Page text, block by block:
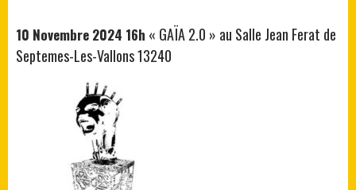
10 Novembre 2024 16h « GAÏA 2.0 » au Salle Jean Ferat de
Septemes-Les-Vallons 13240